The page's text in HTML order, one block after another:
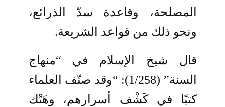
المصلحة، وقاعدة سدّ الذرائع،
ونحو ذلك من قواعد الشريعة.
قال شيخ الإسلام في “منهاج
السنة” (1/258): “وقد صنّف العلماء
كتبًا في كَشْف أسرارهم، وهَتْك